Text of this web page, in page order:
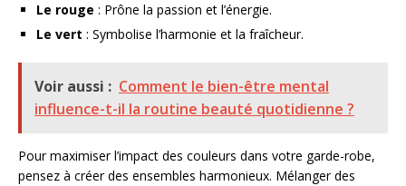
Le rouge : Prône la passion et l’énergie.
Le vert : Symbolise l’harmonie et la fraîcheur.
Voir aussi : Comment le bien-être mental
influence-t-il la routine beauté quotidienne ?
Pour maximiser l’impact des couleurs dans votre garde-robe,
pensez à créer des ensembles harmonieux. Mélanger des